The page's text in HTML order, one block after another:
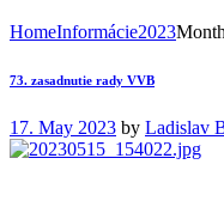
HomeInformácie2023
73. zasadnutie rady VVB
17. May 2023 by Ladislav